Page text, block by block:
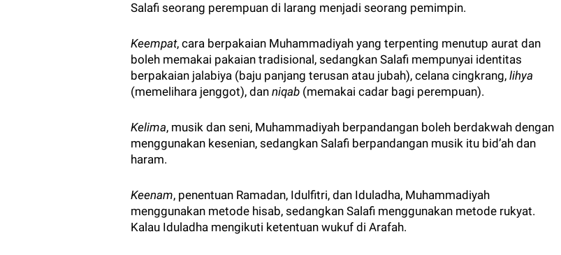
Salafi seorang perempuan di larang menjadi seorang pemimpin.
Keempat, cara berpakaian Muhammadiyah yang terpenting menutup aurat dan
boleh memakai pakaian tradisional, sedangkan Salafi mempunyai identitas
berpakaian jalabiya (baju panjang terusan atau jubah), celana cingkrang, lihya
(memelihara jenggot), dan niqab (memakai cadar bagi perempuan).
Kelima, musik dan seni, Muhammadiyah berpandangan boleh berdakwah dengan
menggunakan kesenian, sedangkan Salafi berpandangan musik itu bid’ah dan
haram.
Keenam, penentuan Ramadan, Idulfitri, dan Iduladha, Muhammadiyah
menggunakan metode hisab, sedangkan Salafi menggunakan metode rukyat.
Kalau Iduladha mengikuti ketentuan wukuf di Arafah.